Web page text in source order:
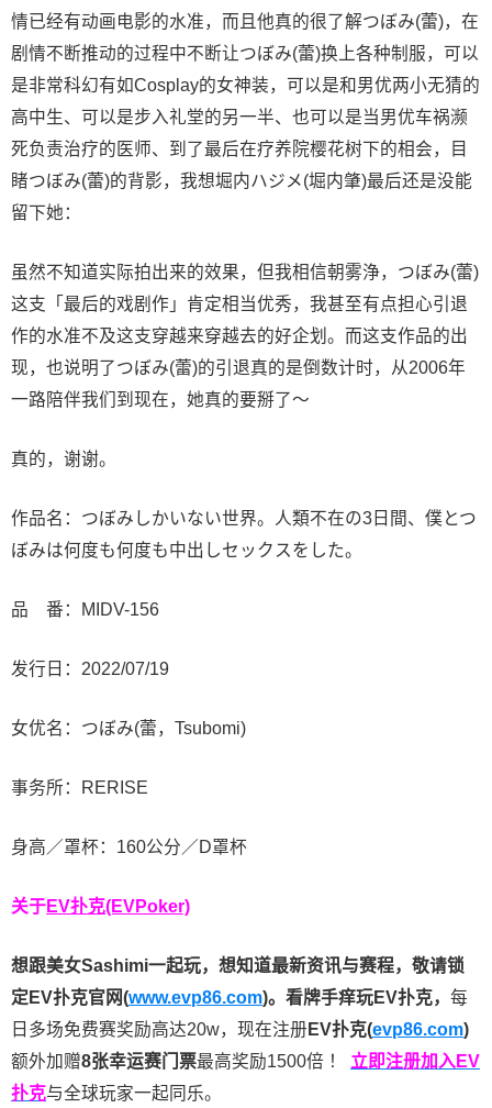
情已经有动画电影的水准，而且他真的很了解つぼみ(蕾)，在
剧情不断推动的过程中不断让つぼみ(蕾)换上各种制服，可以
是非常科幻有如Cosplay的女神装，可以是和男优两小无猜的
高中生、可以是步入礼堂的另一半、也可以是当男优车祸濒
死负责治疗的医师、到了最后在疗养院樱花树下的相会，目
睹つぼみ(蕾)的背影，我想堀内ハジメ(堀内肇)最后还是没能
留下她：
虽然不知道实际拍出来的效果，但我相信朝雾浄，つぼみ(蕾)
这支「最后的戏剧作」肯定相当优秀，我甚至有点担心引退
作的水准不及这支穿越来穿越去的好企划。而这支作品的出
现，也说明了つぼみ(蕾)的引退真的是倒数计时，从2006年
一路陪伴我们到现在，她真的要掰了〜
真的，谢谢。
作品名：つぼみしかいない世界。人類不在の3日間、僕とつ
ぼみは何度も何度も中出しセックスをした。
品 番： MIDV-156
发行日：2022/07/19
女优名：つぼみ(蕾，Tsubomi)
事务所：RERISE
身高／罩杯：160公分／D罩杯
关于EV扑克(EVPoker)
想跟美女Sashimi一起玩， 想知道最新资讯与赛程， 敬请锁
定EV扑克官网(www.evp86.com)。 看牌手痒玩EV扑克， 每
日多场免费赛奖励高达20w，现在注册 EV扑克(evp86.com)
额外加赠8张幸运赛门票最高奖励1500倍 ！ 立即注册加入EV
扑克与全球玩家一起同乐。